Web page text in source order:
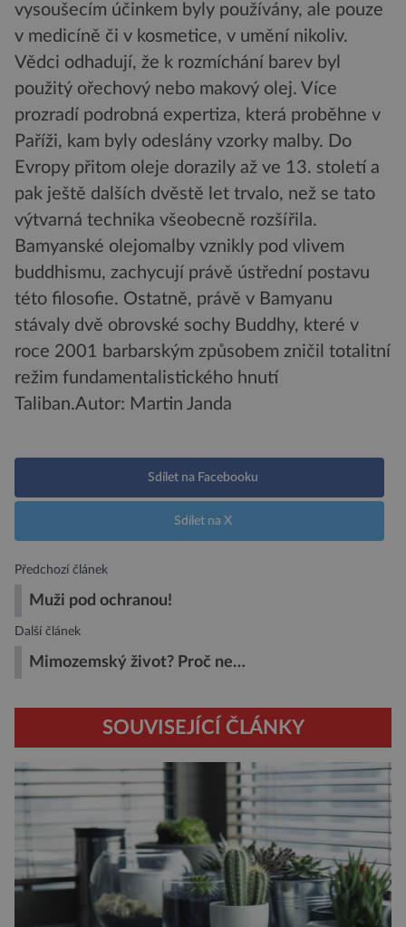
vysoušecím účinkem byly používány, ale pouze
v medicíně či v kosmetice, v umění nikoliv.
Vědci odhadují, že k rozmíchání barev byl
použitý ořechový nebo makový olej. Více
prozradí podrobná expertiza, která proběhne v
Paříži, kam byly odeslány vzorky malby. Do
Evropy přitom oleje dorazily až ve 13. století a
pak ještě dalších dvěstě let trvalo, než se tato
výtvarná technika všeobecně rozšířila.
Bamyanské olejomalby vznikly pod vlivem
buddhismu, zachycují právě ústřední postavu
této filosofie. Ostatně, právě v Bamyanu
stávaly dvě obrovské sochy Buddhy, které v
roce 2001 barbarským způsobem zničil totalitní
režim fundamentalistického hnutí
Taliban.Autor: Martin Janda
Sdílet na Facebooku
Sdílet na X
Předchozí článek
Muži pod ochranou!
Další článek
Mimozemský život? Proč ne…
SOUVISEJÍCÍ ČLÁNKY